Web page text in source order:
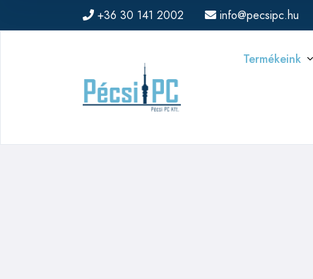
+36 30 141 2002 info@pecsipc.hu
Termékeink